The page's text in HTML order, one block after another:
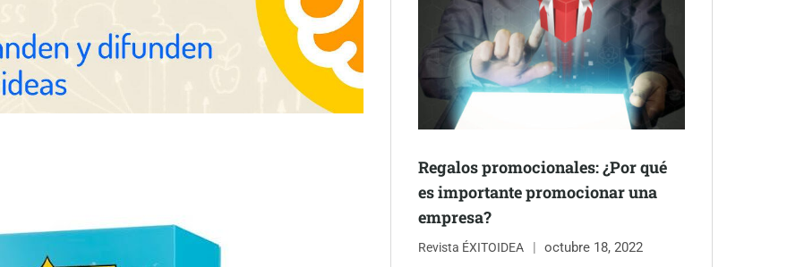
Regalos promocionales: ¿Por qué
es importante promocionar una
empresa?
Revista ÉXITOIDEA octubre 18, 2022